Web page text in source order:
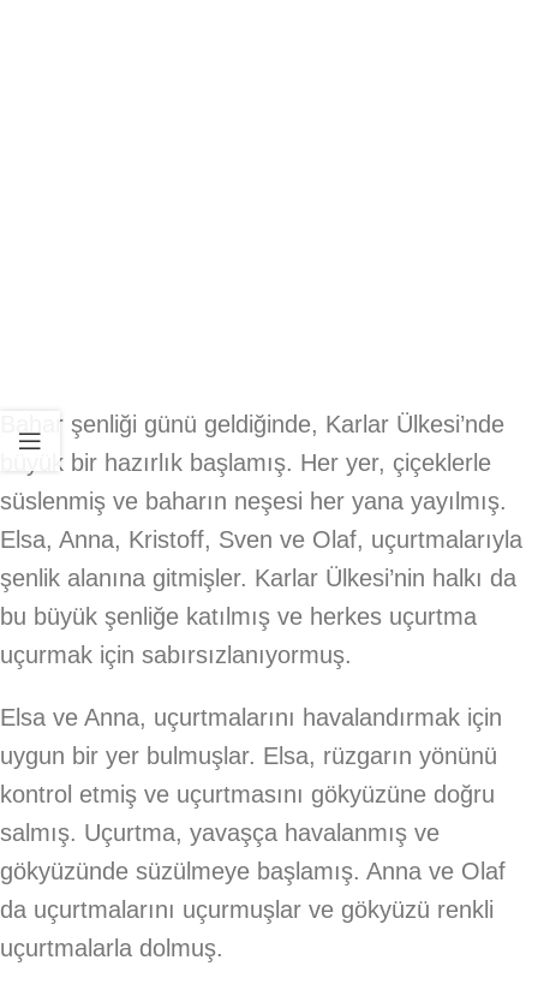
Bahar şenliği günü geldiğinde, Karlar Ülkesi’nde
büyük bir hazırlık başlamış. Her yer, çiçeklerle
süslenmiş ve baharın neşesi her yana yayılmış.
Elsa, Anna, Kristoff, Sven ve Olaf, uçurtmalarıyla
şenlik alanına gitmişler. Karlar Ülkesi’nin halkı da
bu büyük şenliğe katılmış ve herkes uçurtma
uçurmak için sabırsızlanıyormuş.
Elsa ve Anna, uçurtmalarını havalandırmak için
uygun bir yer bulmuşlar. Elsa, rüzgarın yönünü
kontrol etmiş ve uçurtmasını gökyüzüne doğru
salmış. Uçurtma, yavaşça havalanmış ve
gökyüzünde süzülmeye başlamış. Anna ve Olaf
da uçurtmalarını uçurmuşlar ve gökyüzü renkli
uçurtmalarla dolmuş.